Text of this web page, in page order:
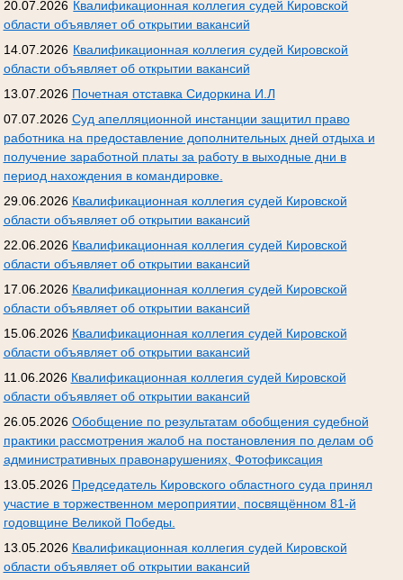
20.07.2026 Квалификационная коллегия судей Кировской
области объявляет об открытии вакансий
14.07.2026 Квалификационная коллегия судей Кировской
области объявляет об открытии вакансий
13.07.2026 Почетная отставка Сидоркина И.Л
07.07.2026 Суд апелляционной инстанции защитил право
работника на предоставление дополнительных дней отдыха и
получение заработной платы за работу в выходные дни в
период нахождения в командировке.
29.06.2026 Квалификационная коллегия судей Кировской
области объявляет об открытии вакансий
22.06.2026 Квалификационная коллегия судей Кировской
области объявляет об открытии вакансий
17.06.2026 Квалификационная коллегия судей Кировской
области объявляет об открытии вакансий
15.06.2026 Квалификационная коллегия судей Кировской
области объявляет об открытии вакансий
11.06.2026 Квалификационная коллегия судей Кировской
области объявляет об открытии вакансий
26.05.2026 Обобщение по результатам обобщения судебной
практики рассмотрения жалоб на постановления по делам об
административных правонарушениях, Фотофиксация
13.05.2026 Председатель Кировского областного суда принял
участие в торжественном мероприятии, посвящённом 81-й
годовщине Великой Победы.
13.05.2026 Квалификационная коллегия судей Кировской
области объявляет об открытии вакансий